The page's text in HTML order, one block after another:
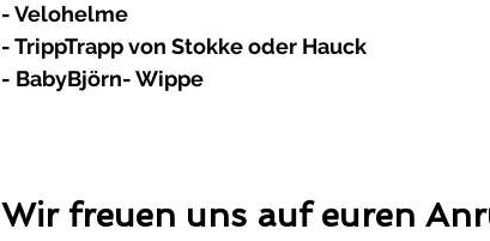
- Velohelme
- TrippTrapp von Stokke oder Hauck
- BabyBjörn- Wippe
Wir freuen uns auf euren